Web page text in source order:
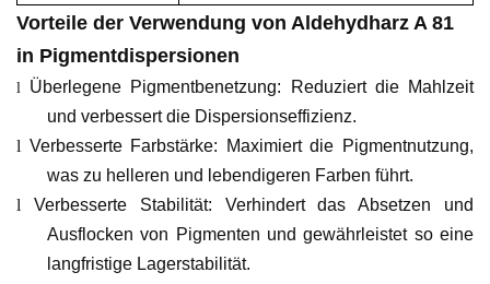
Vorteile der Verwendung von Aldehydharz A 81
in Pigmentdispersionen
l Überlegene Pigmentbenetzung: Reduziert die Mahlzeit
und verbessert die Dispersionseffizienz.
l Verbesserte Farbstärke: Maximiert die Pigmentnutzung,
was zu helleren und lebendigeren Farben führt.
l Verbesserte Stabilität: Verhindert das Absetzen und
Ausflocken von Pigmenten und gewährleistet so eine
langfristige Lagerstabilität.